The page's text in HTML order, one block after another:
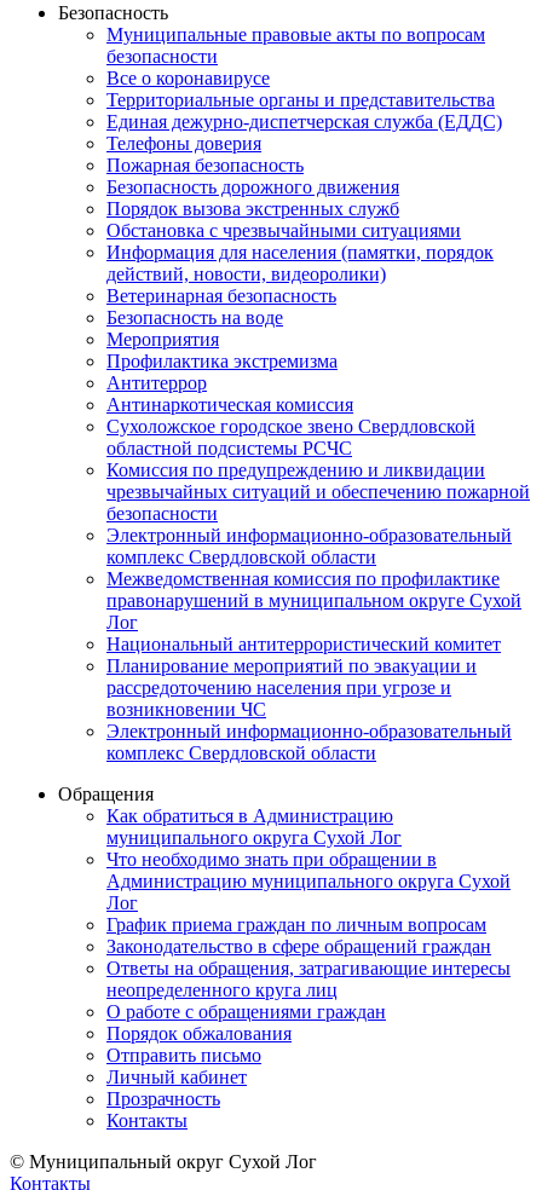
Безопасность
Муниципальные правовые акты по вопросам
безопасности
Все о коронавирусе
Территориальные органы и представительства
Единая дежурно-диспетчерская служба (ЕДДС)
Телефоны доверия
Пожарная безопасность
Безопасность дорожного движения
Порядок вызова экстренных служб
Обстановка с чрезвычайными ситуациями
Информация для населения (памятки, порядок
действий, новости, видеоролики)
Ветеринарная безопасность
Безопасность на воде
Мероприятия
Профилактика экстремизма
Антитеррор
Антинаркотическая комиссия
Сухоложское городское звено Свердловской
областной подсистемы РСЧС
Комиссия по предупреждению и ликвидации
чрезвычайных ситуаций и обеспечению пожарной
безопасности
Электронный информационно-образовательный
комплекс Cвердловской области
Межведомственная комиссия по профилактике
правонарушений в муниципальном округе Сухой
Лог
Национальный антитеррористический комитет
Планирование мероприятий по эвакуации и
рассредоточению населения при угрозе и
возникновении ЧС
Электронный информационно-образовательный
комплекс Свердловской области
Обращения
Как обратиться в Администрацию
муниципального округа Сухой Лог
Что необходимо знать при обращении в
Администрацию муниципального округа Сухой
Лог
График приема граждан по личным вопросам
Законодательство в сфере обращений граждан
Ответы на обращения, затрагивающие интересы
неопределенного круга лиц
О работе с обращениями граждан
Порядок обжалования
Отправить письмо
Личный кабинет
Прозрачность
Контакты
© Муниципальный округ Сухой Лог
Контакты